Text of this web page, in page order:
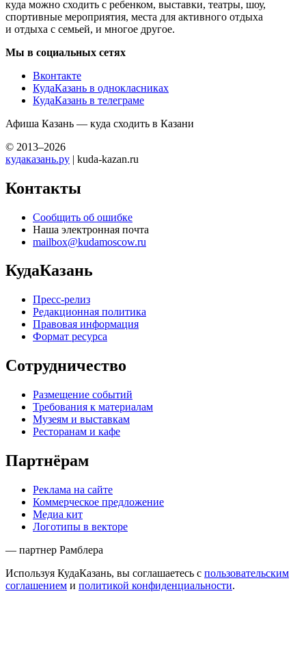
куда можно сходить с ребенком, выставки, театры, шоу,
спортивные мероприятия, места для активного отдыха
и отдыха с семьей, и многое другое.
Мы в социальных сетях
Вконтакте
КудаКазань в однокласниках
КудаКазань в телеграме
Афиша Казань — куда сходить в Казани
© 2013–2026
кудаказань.ру | kuda-kazan.ru
Контакты
Сообщить об ошибке
Наша электронная почта
mailbox@kudamoscow.ru
КудаКазань
Пресс-релиз
Редакционная политика
Правовая информация
Формат ресурса
Сотрудничество
Размещение событий
Требования к материалам
Музеям и выставкам
Ресторанам и кафе
Партнёрам
Реклама на сайте
Коммерческое предложение
Медиа кит
Логотипы в векторе
— партнер Рамблера
Используя КудаКазань, вы соглашаетесь с пользовательским
соглашением и политикой конфиденциальности.